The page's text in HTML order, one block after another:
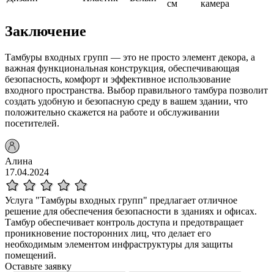
см
камера
Заключение
Тамбуры входных групп — это не просто элемент декора, а
важная функциональная конструкция, обеспечивающая
безопасность, комфорт и эффективное использование
входного пространства. Выбор правильного тамбура позволит
создать удобную и безопасную среду в вашем здании, что
положительно скажется на работе и обслуживании
посетителей.
Алина
17.04.2024
Услуга "Тамбуры входных групп" предлагает отличное
решение для обеспечения безопасности в зданиях и офисах.
Тамбур обеспечивает контроль доступа и предотвращает
проникновение посторонних лиц, что делает его
необходимым элементом инфраструктуры для защиты
помещений.
Оставьте заявку